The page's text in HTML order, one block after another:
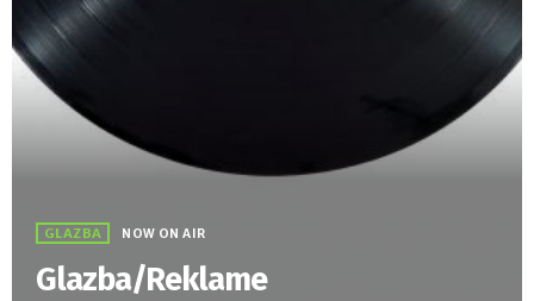
GLAZBA NOW ON AIR
Glazba/Reklame